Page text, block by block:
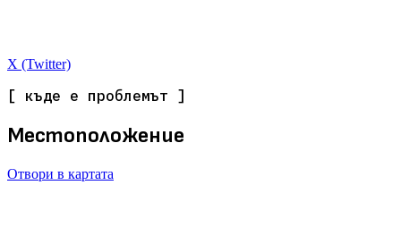
X (Twitter)
[ къде е проблемът ]
Местоположение
Отвори в картата